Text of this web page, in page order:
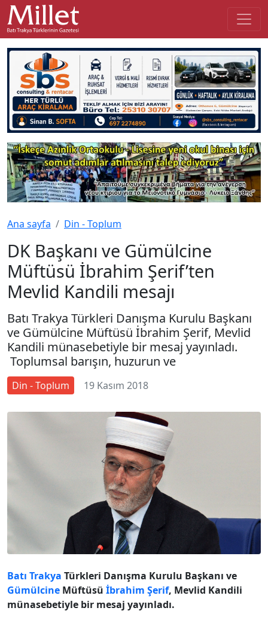
Ana sayfa Din - Toplum
DK Başkanı ve Gümülcine
Müftüsü İbrahim Şerif’ten
Mevlid Kandili mesajı
Batı Trakya Türkleri Danışma Kurulu Başkanı
ve Gümülcine Müftüsü İbrahim Şerif, Mevlid
Kandili münasebetiyle bir mesaj yayınladı.
Toplumsal barışın, huzurun ve
Din - Toplum 19 Kasım 2018
Batı Trakya Türkleri Danışma Kurulu Başkanı ve
Gümülcine Müftüsü İbrahim Şerif, Mevlid Kandili
münasebetiyle bir mesaj yayınladı.